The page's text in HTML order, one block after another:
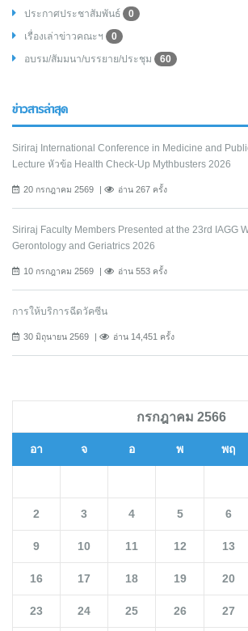
ประกาศประชาสัมพันธ์
0
เรื่องเล่าข่าวคณะฯ
0
อบรม/สัมมนา/บรรยาย/ประชุม
60
ข่าวสารล่าสุด
Siriraj International Conference in Medicine and
Lecture หัวข้อ Health Check-Up Mythbusters 2026
20 กรกฎาคม 2569 อ่าน 267 ครั้ง
Siriraj Faculty Members Presented at the 23rd IAGG
Gerontology and Geriatrics 2026
10 กรกฎาคม 2569 อ่าน 553 ครั้ง
การให้บริการฉีดวัคซีน
30 มิถุนายน 2569 อ่าน 14,451 ครั้ง
กรกฎาคม 2566
อา จ อ พ พฤ
2 3 4 5 6
9 10 11 12 13
16 17 18 19 20
23 24 25 26 27